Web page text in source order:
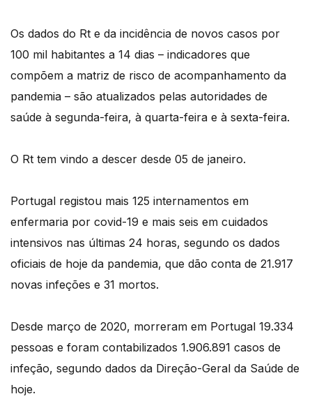
Os dados do Rt e da incidência de novos casos por
100 mil habitantes a 14 dias – indicadores que
compõem a matriz de risco de acompanhamento da
pandemia – são atualizados pelas autoridades de
saúde à segunda-feira, à quarta-feira e à sexta-feira.
O Rt tem vindo a descer desde 05 de janeiro.
Portugal registou mais 125 internamentos em
enfermaria por covid-19 e mais seis em cuidados
intensivos nas últimas 24 horas, segundo os dados
oficiais de hoje da pandemia, que dão conta de 21.917
novas infeções e 31 mortos.
Desde março de 2020, morreram em Portugal 19.334
pessoas e foram contabilizados 1.906.891 casos de
infeção, segundo dados da Direção-Geral da Saúde de
hoje.